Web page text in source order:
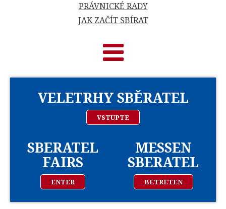
PRÁVNICKÉ RADY
JAK ZAČÍT SBÍRAT
VELETRHY SBĚRATEL
VSTUPTE
SBERATEL
FAIRS
ENTER
MESSEN
SBERATEL
BETRETEN